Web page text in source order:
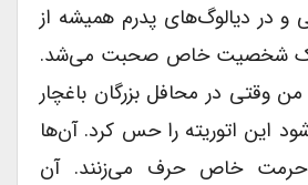
دیالوگ‌های پدرم همیشه از
یک شخصیت خاص صحبت می‌شد.
وقتی در محافل بزرگان باغچار
این اتوریته را حس کرد. آن‌ها
حرمت خاص حرف می‌زنند. آن